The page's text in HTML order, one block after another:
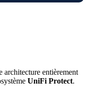
architecture entièrement
UniFi Protect.